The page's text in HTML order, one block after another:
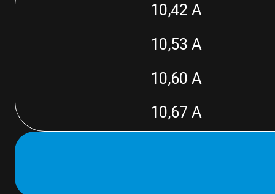
10,42 A
10,53 A
10,60 A
10,67 A